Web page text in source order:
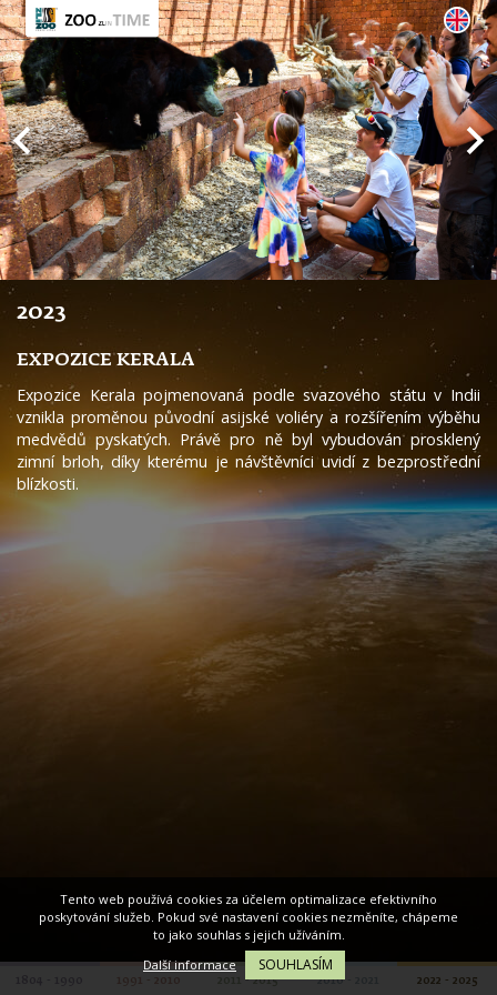
2023
EXPOZICE KERALA
Expozice Kerala pojmenovaná podle svazového státu v Indii
vznikla proměnou původní asijské voliéry a rozšířením výběhu
medvědů pyskatých. Právě pro ně byl vybudován prosklený
zimní brloh, díky kterému je návštěvníci uvidí z bezprostřední
blízkosti.
2011 - 2015 2016 - 2021 2022 - 2025
Tento web používá cookies za účelem optimalizace efektivního
poskytování služeb. Pokud své nastavení cookies nezměníte, chápeme
to jako souhlas s jejich užíváním.
Další informace
SOUHLASÍM